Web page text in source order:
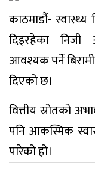
काठमाडौं- स्वास्थ्य
दिइरहेका
आवश्यक पर्ने
दिएको छ।
वित्तीय स्रोतको
पनि आकस्मिक
पारेको हो।